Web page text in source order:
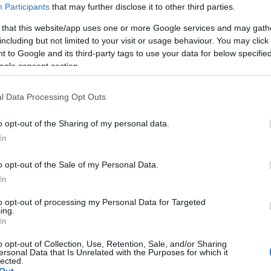
Participants that may further disclose it to other third parties.
that this website/app uses one or more Google services and may
but not limited to your visit or usage behaviour. You may
to Google and its third-party tags to use your data for below
consent section.
Data Processing Opt Outs
opt-out of the Sharing of my personal data.
opt-out of the Sale of my Personal Data.
opt-out of processing my Personal Data for Targeted
opt-out of Collection, Use, Retention, Sale, and/or Sharing
Data that Is Unrelated with the Purposes for which it
minél több munkavállalót küldjenek el a vállalattól
rokonságának álláslehetőséget tudjanak biztosítani.
üveggyöngyért cserébe távozzon a cégtől, addig
kerültek virtuális munkahelyekre. (Tucatnyi példát
Ughy-Lévay kettősé.)
munkahelyén, majd közli az illetővel,
a helyszínen, és kövesse őket egy elzárt irodába.
és ha nem fogadja el a feltételeket (azaz a semmit),
kollégák szinte mindig elfogadják az
segítséget kérnének. Pusztán személyiségi okokra
jó hír adja. A vállaltnál csak az Ördögjobb és
utolérte a végzet. Pletykákból arról értesültünk,
23:50